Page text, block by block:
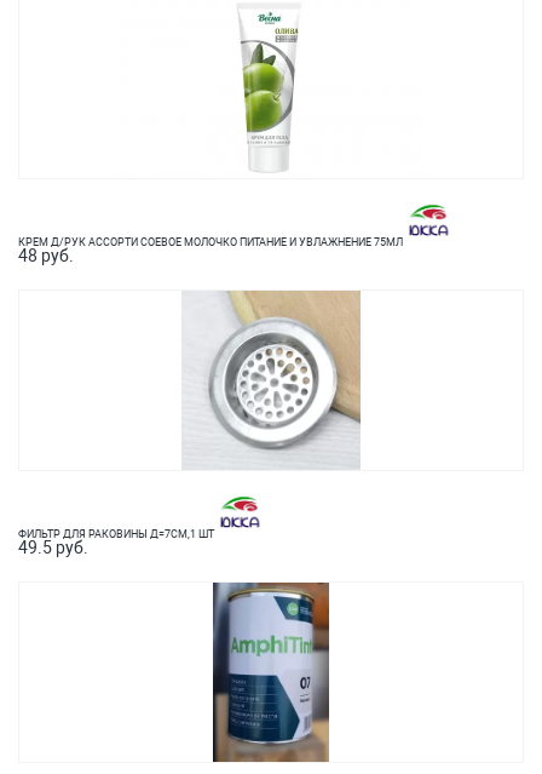
КРЕМ Д/РУК АССОРТИ СОЕВОЕ МОЛОЧКО ПИТАНИЕ И УВЛАЖНЕНИЕ 75МЛ
48 руб.
ФИЛЬТР ДЛЯ РАКОВИНЫ Д=7СМ,1 ШТ
49.5 руб.